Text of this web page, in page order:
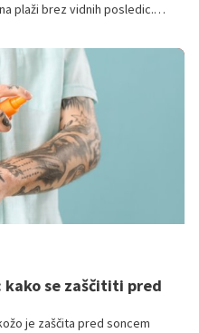
plaži brez vidnih posledic.
zapisano v njihovih genih.
kako se zaščititi pred
je zaščita pred soncem